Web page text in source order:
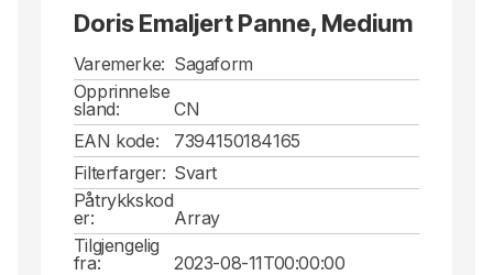
Doris Emaljert Panne, Medium
Varemerke: Sagaform
Opprinnelse
sland:
CN
EAN kode:
7394150184165
Filterfarger: Svart
Påtrykkskod
er:
Array
Tilgjengelig
fra:
2023-08-11T00:00:00